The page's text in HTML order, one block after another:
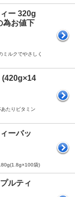
ー 320g
為お値下
ミルクでやさしく
たりビタミン
ーバッ
袋)
ルティ